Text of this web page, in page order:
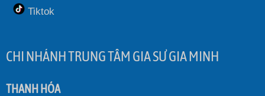
Tiktok
CHI NHÁNH TRUNG TÂM GIA SƯ GIA MINH
THANH HÓA